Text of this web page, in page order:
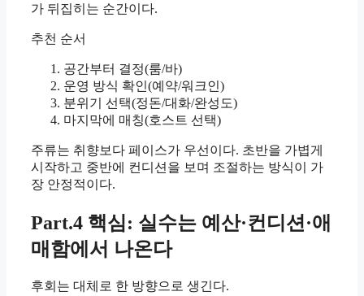
가 뒤집히는 순간이다.
추천 순서
공간부터 결정(룸/바)
운영 방식 확인(예약/워크인)
분위기 선택(정돈/대화/완성도)
마지막에 매칭(호스트 선택)
주류는 취향보다 페이스가 우선이다. 초반을 가볍게
시작하고 중반에 컨디션을 보며 조절하는 방식이 가
장 안정적이다.
Part.4 핵심: 실수는 예산·컨디션·애
매함에서 나온다
후회는 대체로 한 방향으로 생긴다.